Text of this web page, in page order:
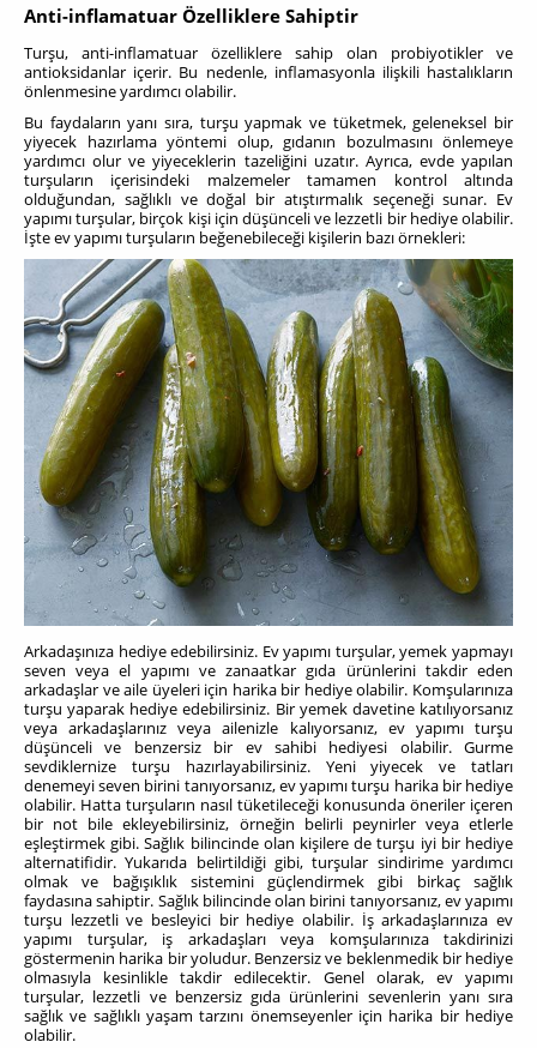
Anti-inflamatuar Özelliklere Sahiptir
Turşu, anti-inflamatuar özelliklere sahip olan probiyotikler ve
antioksidanlar içerir. Bu nedenle, inflamasyonla ilişkili hastalıkların
önlenmesine yardımcı olabilir.
Bu faydaların yanı sıra, turşu yapmak ve tüketmek, geleneksel bir
yiyecek hazırlama yöntemi olup, gıdanın bozulmasını önlemeye
yardımcı olur ve yiyeceklerin tazeliğini uzatır. Ayrıca, evde yapılan
turşuların içerisindeki malzemeler tamamen kontrol altında
olduğundan, sağlıklı ve doğal bir atıştırmalık seçeneği sunar. Ev
yapımı turşular, birçok kişi için düşünceli ve lezzetli bir hediye olabilir.
İşte ev yapımı turşuların beğenebileceği kişilerin bazı örnekleri:
Arkadaşınıza hediye edebilirsiniz. Ev yapımı turşular, yemek yapmayı
seven veya el yapımı ve zanaatkar gıda ürünlerini takdir eden
arkadaşlar ve aile üyeleri için harika bir hediye olabilir. Komşularınıza
turşu yaparak hediye edebilirsiniz. Bir yemek davetine katılıyorsanız
veya arkadaşlarınız veya ailenizle kalıyorsanız, ev yapımı turşu
düşünceli ve benzersiz bir ev sahibi hediyesi olabilir. Gurme
sevdiklernize turşu hazırlayabilirsiniz. Yeni yiyecek ve tatları
denemeyi seven birini tanıyorsanız, ev yapımı turşu harika bir hediye
olabilir. Hatta turşuların nasıl tüketileceği konusunda öneriler içeren
bir not bile ekleyebilirsiniz, örneğin belirli peynirler veya etlerle
eşleştirmek gibi. Sağlık bilincinde olan kişilere de turşu iyi bir hediye
alternatifidir. Yukarıda belirtildiği gibi, turşular sindirime yardımcı
olmak ve bağışıklık sistemini güçlendirmek gibi birkaç sağlık
faydasına sahiptir. Sağlık bilincinde olan birini tanıyorsanız, ev yapımı
turşu lezzetli ve besleyici bir hediye olabilir. İş arkadaşlarınıza ev
yapımı turşular, iş arkadaşları veya komşularınıza takdirinizi
göstermenin harika bir yoludur. Benzersiz ve beklenmedik bir hediye
olmasıyla kesinlikle takdir edilecektir. Genel olarak, ev yapımı
turşular, lezzetli ve benzersiz gıda ürünlerini sevenlerin yanı sıra
sağlık ve sağlıklı yaşam tarzını önemseyenler için harika bir hediye
olabilir.